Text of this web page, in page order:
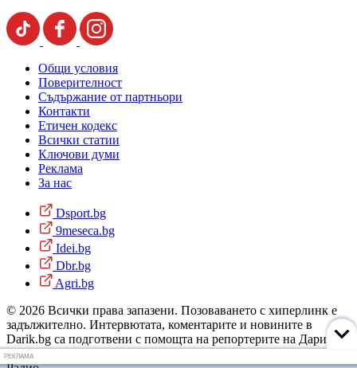
Общи условия
Поверителност
Съдържание от партньори
Контакти
Етичен кодекс
Всички статии
Ключови думи
Реклама
За нас
Dsport.bg
9meseca.bg
Idei.bg
Dbr.bg
Agri.bg
© 2026 Всички права запазени. Позоваването с хиперлинк е
задължително. Интервютата, коментарите и новините в
Darik.bg са подготвени с помощта на репортерите на Дарик
Радио и новинарските емисии на радиото. Снимки: Дарик
РЕКЛАМА